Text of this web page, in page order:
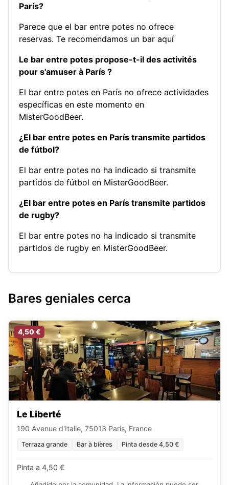
París?
Parece que el bar entre potes no ofrece
reservas. Te recomendamos un bar aquí
Le bar entre potes propose-t-il des activités
pour s'amuser à París ?
El bar entre potes en París no ofrece actividades
específicas en este momento en
MisterGoodBeer.
¿El bar entre potes en París transmite partidos
de fútbol?
El bar entre potes no ha indicado si transmite
partidos de fútbol en MisterGoodBeer.
¿El bar entre potes en París transmite partidos
de rugby?
El bar entre potes no ha indicado si transmite
partidos de rugby en MisterGoodBeer.
Bares geniales cerca
4,50 €
Le Liberté
190 Avenue d'Italie, 75013 Paris, France
Terraza grande Bar à bières Pinta desde 4,50 €
Pinta a 4,50 €